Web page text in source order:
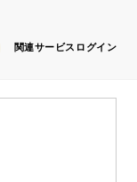
関連サービス ログイン